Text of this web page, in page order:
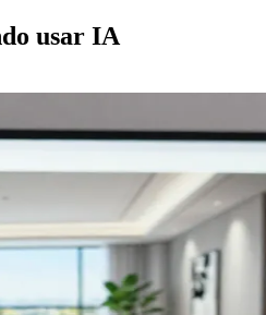
usar IA